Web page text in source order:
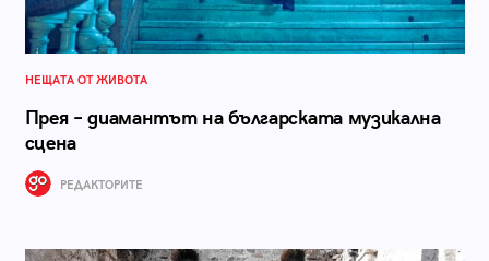
НЕЩАТА ОТ ЖИВОТА
Прея – диамантът на българската музикална
сцена
РЕДАКТОРИТЕ